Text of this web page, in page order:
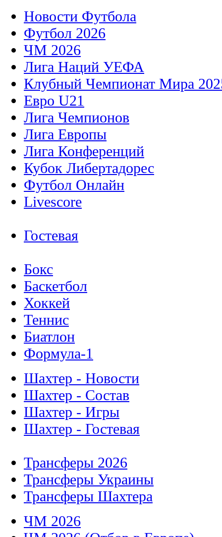
Новости Футбола
Футбол 2026
ЧМ 2026
Лига Наций УЕФА
Клубный Чемпионат Мира
Евро U21
Лига Чемпионов
Лига Европы
Лига Конференций
Кубок Либертадорес
Футбол Онлайн
Livescore
Гостевая
Бокс
Баскетбол
Хоккей
Теннис
Биатлон
Формула-1
Шахтер - Новости
Шахтер - Состав
Шахтер - Игры
Шахтер - Гостевая
Трансферы 2026
Трансферы Украины
Трансферы Шахтера
ЧМ 2026